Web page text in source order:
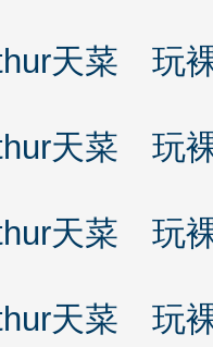
天菜 玩
天菜 玩
天菜 玩
天菜 玩